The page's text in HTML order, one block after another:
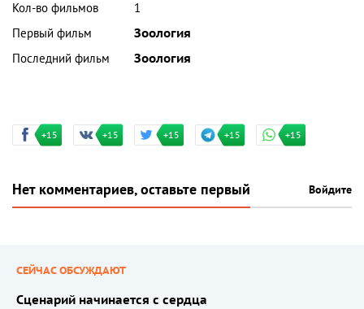
Кол-во фильмов
1
Первый фильм
Зоология
Последний фильм
Зоология
+15 +15 +15 +15 +15
Нет комментариев, оставьте первый Войдите
СЕЙЧАС ОБСУЖДАЮТ
Сценарий начинается с сердца